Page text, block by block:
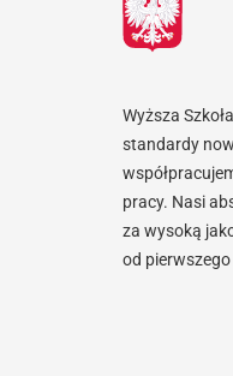
Wyższa
standardy
pracy. Nasi
za wysoką
od